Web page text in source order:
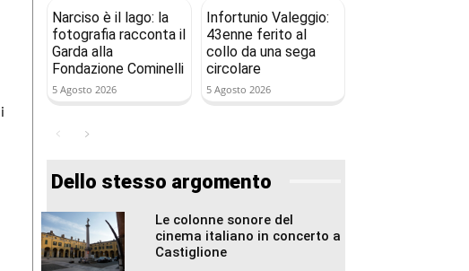
Narciso è il lago: la
fotografia racconta il
Garda alla
Fondazione Cominelli
5 Agosto 2026
Infortunio Valeggio:
43enne ferito al
collo da una sega
circolare
5 Agosto 2026
Dello stesso argomento
Le colonne sonore del
cinema italiano in concerto a
Castiglione